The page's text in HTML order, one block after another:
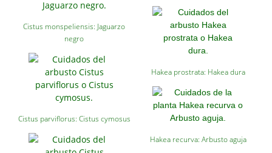
Cistus monspeliensis: Jaguarzo
negro
Cistus parviflorus: Cistus cymosus
Hakea prostrata: Hakea dura
Hakea recurva: Arbusto aguja